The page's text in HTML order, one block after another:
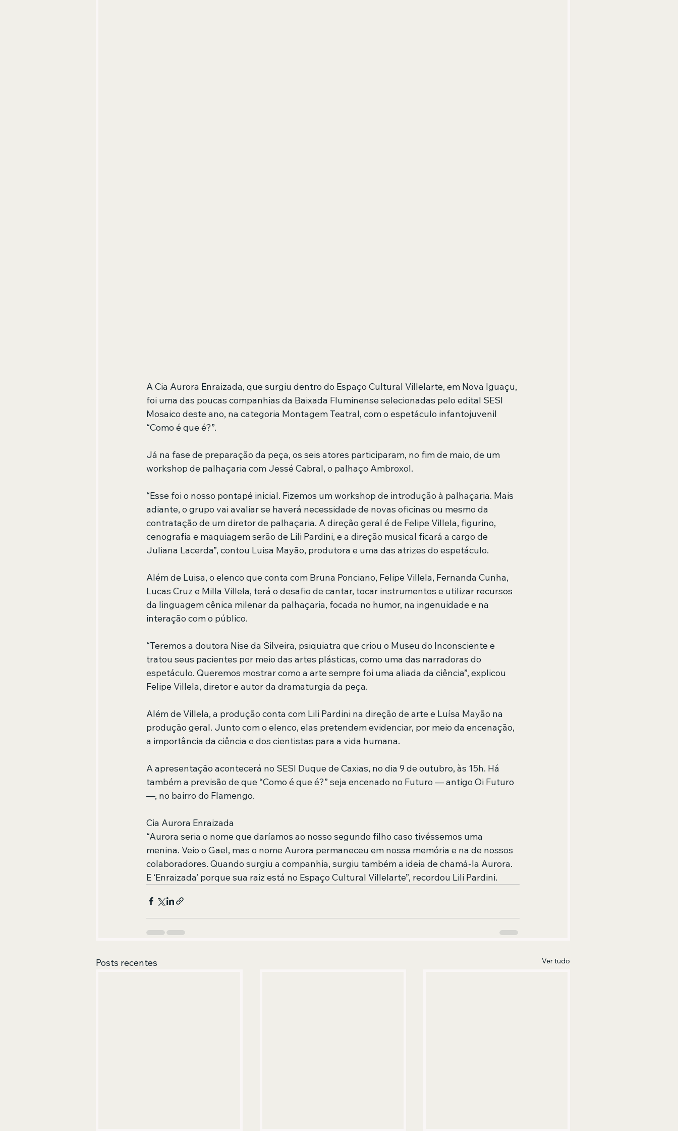
A Cia Aurora Enraizada, que surgiu dentro do Espaço Cultural Villelarte, em Nova Iguaçu,
foi uma das poucas companhias da Baixada Fluminense selecionadas pelo edital SESI
Mosaico deste ano, na categoria Montagem Teatral, com o espetáculo infantojuvenil
“Como é que é?”.
Já na fase de preparação da peça, os seis atores participaram, no fim de maio, de um
workshop de palhaçaria com Jessé Cabral, o palhaço Ambroxol.
“Esse foi o nosso pontapé inicial. Fizemos um workshop de introdução à palhaçaria. Mais
adiante, o grupo vai avaliar se haverá necessidade de novas oficinas ou mesmo da
contratação de um diretor de palhaçaria. A direção geral é de Felipe Villela, figurino,
cenografia e maquiagem serão de Lili Pardini, e a direção musical ficará a cargo de
Juliana Lacerda”, contou Luisa Mayão, produtora e uma das atrizes do espetáculo.
Além de Luisa, o elenco que conta com Bruna Ponciano, Felipe Villela, Fernanda Cunha,
Lucas Cruz e Milla Villela, terá o desafio de cantar, tocar instrumentos e utilizar recursos
da linguagem cênica milenar da palhaçaria, focada no humor, na ingenuidade e na
interação com o público.
“Teremos a doutora Nise da Silveira, psiquiatra que criou o Museu do Inconsciente e
tratou seus pacientes por meio das artes plásticas, como uma das narradoras do
espetáculo. Queremos mostrar como a arte sempre foi uma aliada da ciência”, explicou
Felipe Villela, diretor e autor da dramaturgia da peça.
Além de Villela, a produção conta com Lili Pardini na direção de arte e Luísa Mayão na
produção geral. Junto com o elenco, elas pretendem evidenciar, por meio da encenação,
a importância da ciência e dos cientistas para a vida humana.
A apresentação acontecerá no SESI Duque de Caxias, no dia 9 de outubro, às 15h. Há
também a previsão de que “Como é que é?” seja encenado no Futuro — antigo Oi Futuro
—, no bairro do Flamengo.
Cia Aurora Enraizada
“Aurora seria o nome que daríamos ao nosso segundo filho caso tivéssemos uma
menina. Veio o Gael, mas o nome Aurora permaneceu em nossa memória e na de nossos
colaboradores. Quando surgiu a companhia, surgiu também a ideia de chamá-la Aurora.
E ‘Enraizada’ porque sua raiz está no Espaço Cultural Villelarte”, recordou Lili Pardini.
Posts recentes Ver tudo